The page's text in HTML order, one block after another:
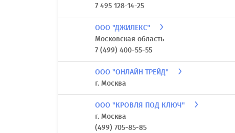
7 495 128-14-25
ООО "ДЖИЛЕКС"
Московская область
7 (499) 400-55-55
ООО "ОНЛАЙН ТРЕЙД"
г. Москва
ООО "КРОВЛЯ ПОД КЛЮЧ"
г. Москва
(499) 705-85-85